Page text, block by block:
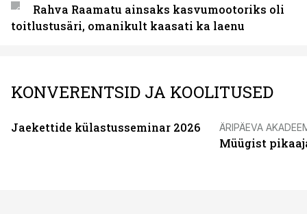
Rahva Raamatu ainsaks kasvumootoriks oli
toitlustusäri, omanikult kaasati ka laenu
KONVERENTSID JA KOOLITUSED
Jaekettide külastusseminar 2026 ÄRIPÄEVA
Müügist